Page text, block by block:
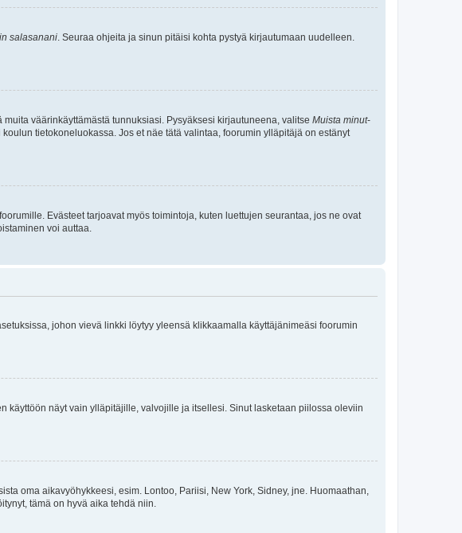
salasanani . Seuraa ohjeita ja sinun pitäisi kohta pystyä kirjautumaan uudelleen.
väärinkäyttämästä tunnuksiasi. Pysyäksesi kirjautuneena, valitse Muista minut-
tietokoneluokassa. Jos et näe tätä valintaa, foorumin ylläpitäjä on estänyt
Evästeet tarjoavat myös toimintoja, kuten luettujen seurantaa, jos ne ovat
voi auttaa.
johon vievä linkki löytyy yleensä klikkaamalla käyttäjänimeäsi foorumin
käyttöön näyt vain ylläpitäjille, valvojille ja itsellesi. Sinut lasketaan piilossa oleviin
oma aikavyöhykkeesi, esim. Lontoo, Pariisi, New York, Sidney, jne. Huomaathan,
tämä on hyvä aika tehdä niin.